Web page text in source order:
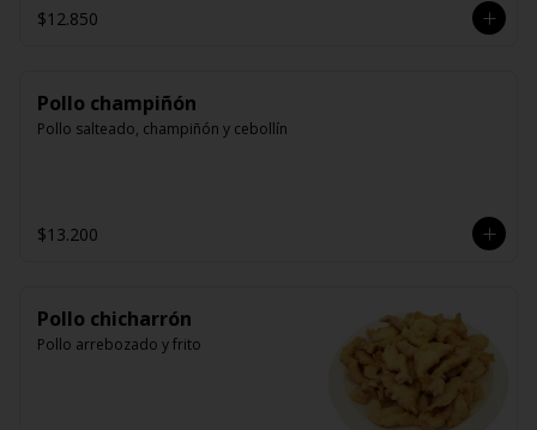
$12.850
Pollo champiñón
Pollo salteado, champiñón y cebollín
$13.200
Pollo chicharrón
Pollo arrebozado y frito